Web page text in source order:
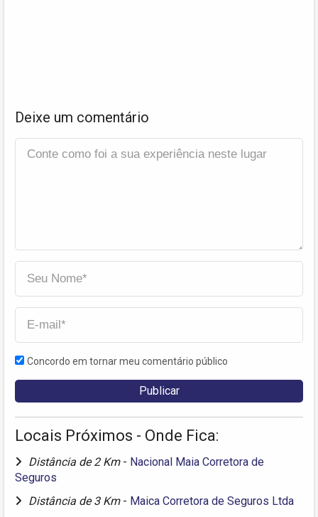
Deixe um comentário
Concordo em tornar meu comentário público
Locais Próximos - Onde Fica:
Distância de 2 Km - Nacional Maia Corretora de
Seguros
Distância de 3 Km - Maica Corretora de Seguros Ltda